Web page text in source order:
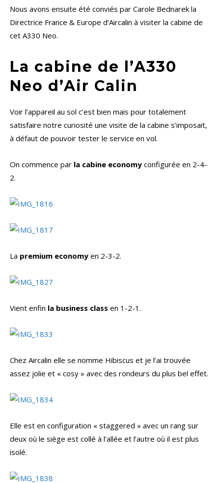
Nous avons ensuite été conviés par Carole Bednarek la
Directrice France & Europe d’Aircalin à visiter la cabine de
cet A330 Neo.
La cabine de l’A330
Neo d’Air Calin
Voir l’appareil au sol c’est bien mais pour totalement
satisfaire notre curiosité une visite de la cabine s’imposait,
à défaut de pouvoir tester le service en vol.
On commence par la cabine economy configurée en 2-4-
2.
La premium economy en 2-3-2.
Vient enfin la business class en 1-2-1.
Chez Aircalin elle se nomme Hibiscus et je l’ai trouvée
assez jolie et « cosy » avec des rondeurs du plus bel effet.
Elle est en configuration « staggered » avec un rang sur
deux où le siège est collé à l’allée et l’autre où il est plus
isolé.